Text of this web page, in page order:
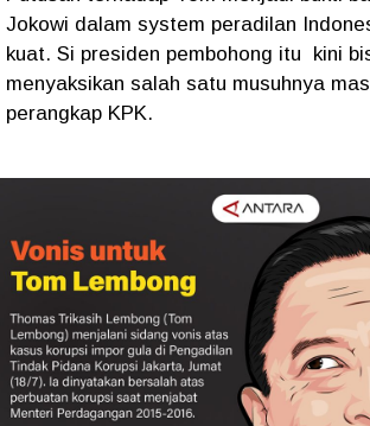
Jokowi dalam system peradilan
kuat. Si presiden pembohong itu
kini
menyaksikan salah satu musuhnya
perangkap KPK.